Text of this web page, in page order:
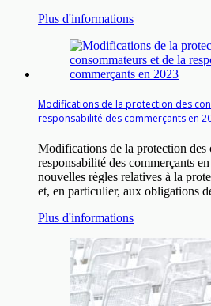
Plus d'informations
Modifications de la protection des
responsabilité des commerçants en
Modifications de la protection des
responsabilité des commerçants
nouvelles règles relatives à la
et, en particulier, aux obligations
Plus d'informations